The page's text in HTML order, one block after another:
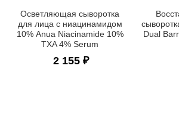
Осветляющая сыворотка
для лица с ниацинамидом
10% Anua Niacinamide 10%
TXA 4% Serum
2 155 ₽
Dual